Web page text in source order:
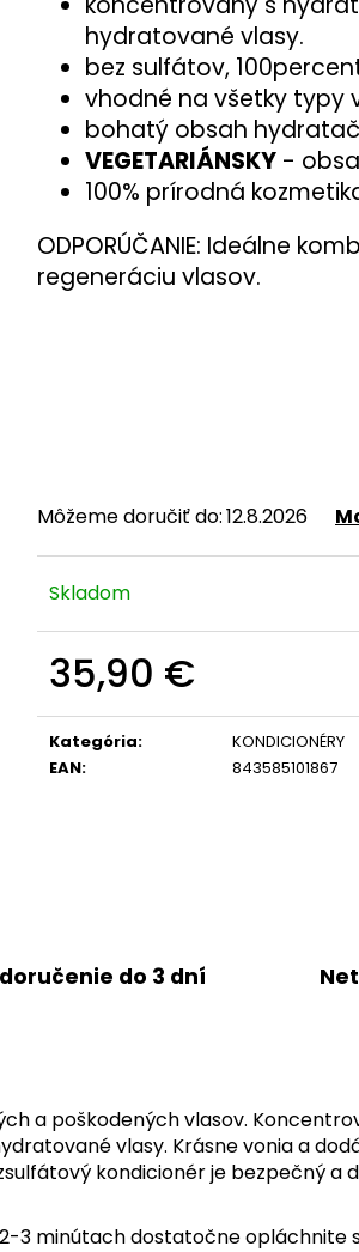
hydratované vlasy.
bez sulfátov,
vhodné na všetky typy
bohatý obsah
VEGETARIÁNSKY -
100% prírodná
ODPORÚČANIE: Ideálne
regeneráciu vlasov.
Môžeme doručiť do:12.8.2026
Skladom
35,90 €
cena:
Kategória:
KONDICIONÉRY
EAN: 843585101867
do 3 dní
a poškodených vlasov.
vlasy. Krásne vonia a
kondicionér je bezpečný
3 minútach dostatočne opláchnite